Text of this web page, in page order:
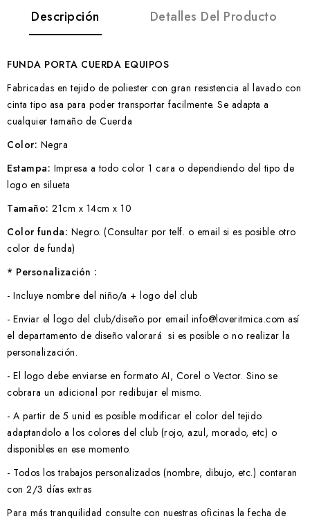
Descripción Detalles Del Producto
FUNDA PORTA CUERDA EQUIPOS
Fabricadas en tejido de poliester con gran resistencia al lavado con
cinta tipo asa para poder transportar facilmente. Se adapta a
cualquier tamaño de Cuerda
Color: Negra
Estampa: Impresa a todo color 1 cara o dependiendo del tipo de
logo en silueta
Tamaño: 21cm x 14cm x 10
Color funda: Negro. (Consultar por telf. o email si es posible otro
color de funda)
* Personalización :
- Incluye nombre del niño/a + logo del club
- Enviar el logo del club/diseño por email info@loveritmica.com así
el departamento de diseño valorará si es posible o no realizar la
personalización.
- El logo debe enviarse en formato AI, Corel o Vector. Sino se
cobrara un adicional por redibujar el mismo.
- A partir de 5 unid es posible modificar el color del tejido
adaptandolo a los colores del club (rojo, azul, morado, etc) o
disponibles en ese momento.
- Todos los trabajos personalizados (nombre, dibujo, etc.) contaran
con 2/3 días extras
Para más tranquilidad consulte con nuestras oficinas la fecha de